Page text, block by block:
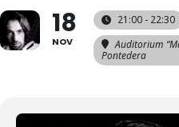
18
NOV
21:00 - 22:30
Auditorium
Pontedera